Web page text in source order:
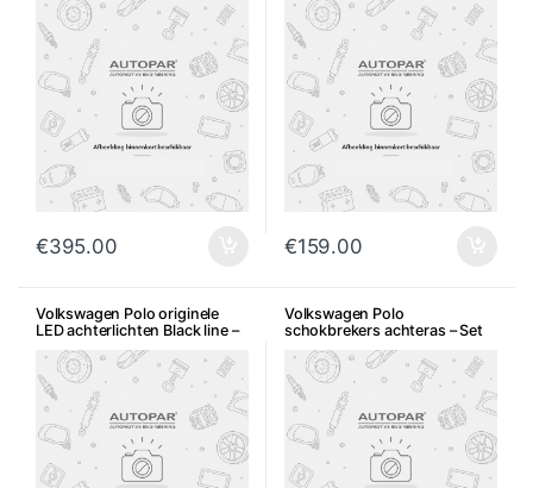
€395.00 €159.00
Volkswagen Polo originele
LED achterlichten Black line –
Origineel VW
Volkswagen Polo
schokbrekers achteras – Set
van 2